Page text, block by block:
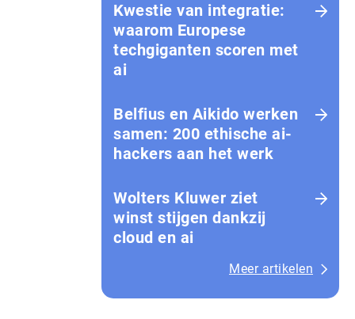
Kwestie van integratie:
waarom Europese
techgiganten scoren met
ai
Belfius en Aikido werken
samen: 200 ethische ai-
hackers aan het werk
Wolters Kluwer ziet
winst stijgen dankzij
cloud en ai
Meer artikelen